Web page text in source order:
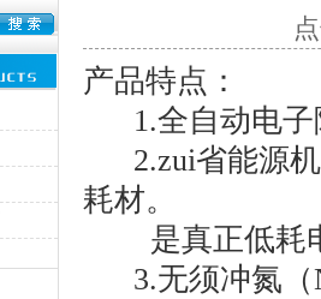
产品特点：
1.全自动电子
2.zui省能源机
耗材。
是真正低耗
3.无须冲氮（